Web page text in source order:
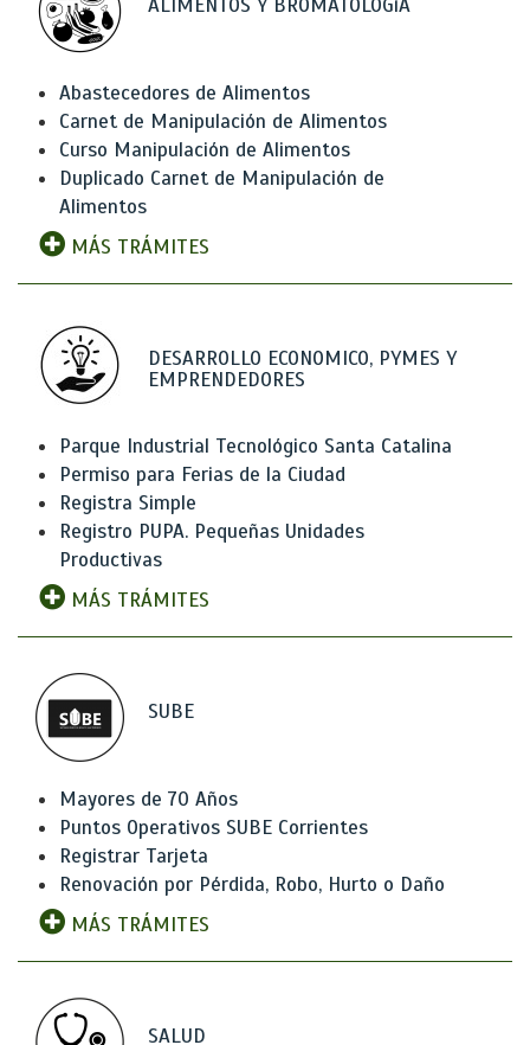
ALIMENTOS Y BROMATOLOGíA
Abastecedores de Alimentos
Carnet de Manipulación de Alimentos
Curso Manipulación de Alimentos
Duplicado Carnet de Manipulación de
Alimentos
MÁS TRÁMITES
DESARROLLO ECONOMICO, PYMES Y
EMPRENDEDORES
Parque Industrial Tecnológico Santa Catalina
Permiso para Ferias de la Ciudad
Registra Simple
Registro PUPA. Pequeñas Unidades
Productivas
MÁS TRÁMITES
SUBE
Mayores de 70 Años
Puntos Operativos SUBE Corrientes
Registrar Tarjeta
Renovación por Pérdida, Robo, Hurto o Daño
MÁS TRÁMITES
SALUD